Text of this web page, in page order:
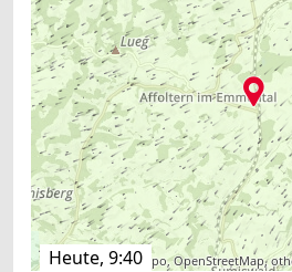
Heute, 9:40
© search.ch,swisstopo,OpenStreetMap,